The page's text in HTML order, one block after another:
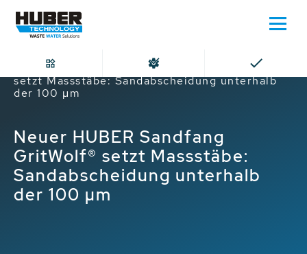
Home
Neuer HUBER Sandfang GritWolf®
setzt Massstäbe: Sandabscheidung unterhalb
der 100 µm
Neuer HUBER Sandfang
GritWolf® setzt Massstäbe:
Sandabscheidung unterhalb
der 100 µm